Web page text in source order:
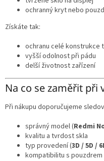
ochranný kryt nebo
Získáte tak:
ochranu celé konstrukce
vyšší odolnost při pádu
delší životnost zařízení
Na co se zaměřit při
Při nákupu doporučujeme
správný model (Redmi
kvalitu a tvrdost skla
typ provedení (3D / 5D /
kompatibilitu s pouzdrem